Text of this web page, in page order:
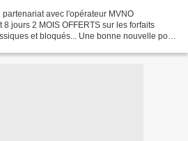
avec l'opérateur MVNO
jours 2 MOIS OFFERTS sur les forfaits
et bloqués... Une bonne nouvelle pour